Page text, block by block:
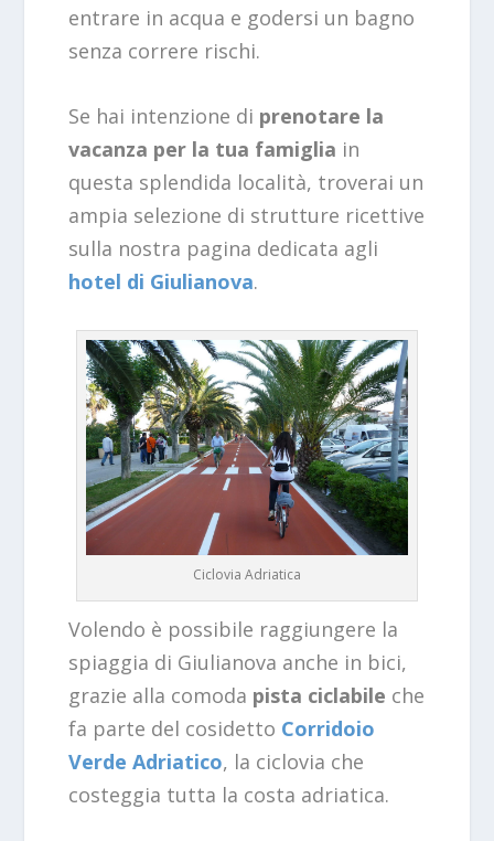
entrare in acqua e godersi un bagno
senza correre rischi.
Se hai intenzione di prenotare la
vacanza per la tua famiglia in
questa splendida località, troverai un
ampia selezione di strutture ricettive
sulla nostra pagina dedicata agli
hotel di Giulianova.
Ciclovia Adriatica
Volendo è possibile raggiungere la
spiaggia di Giulianova anche in bici,
grazie alla comoda pista ciclabile che
fa parte del cosidetto Corridoio
Verde Adriatico, la ciclovia che
costeggia tutta la costa adriatica.